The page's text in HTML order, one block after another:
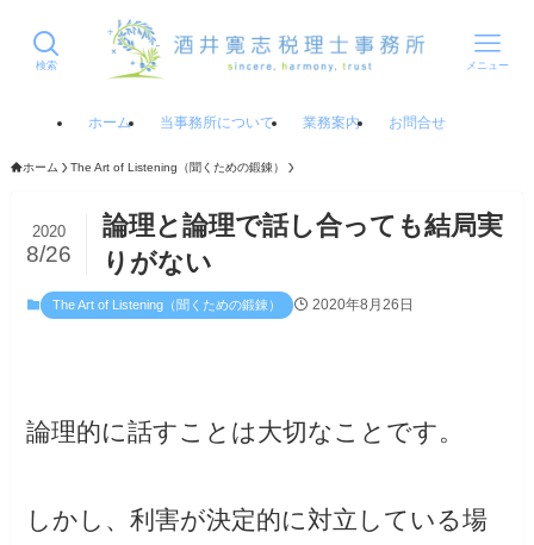
検索 メニュー
ホーム 当事務所について 業務案内 お問合せ
ホーム The Art of Listening（聞くための鍛錬）
論理と論理で話し合っても結局実
りがない
2020
8/26
The Art of Listening（聞くための鍛錬） 2020年8月26日
論理的に話すことは大切なことです。
しかし、利害が決定的に対立している場